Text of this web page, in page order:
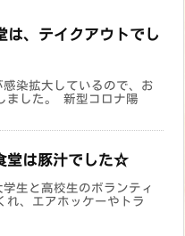
は、テイクアウトでし
染拡大しているので、お
ました。 新型コロナ陽
堂は豚汁でした☆
生と高校生のボランティ
れ、エアホッケーやトラ